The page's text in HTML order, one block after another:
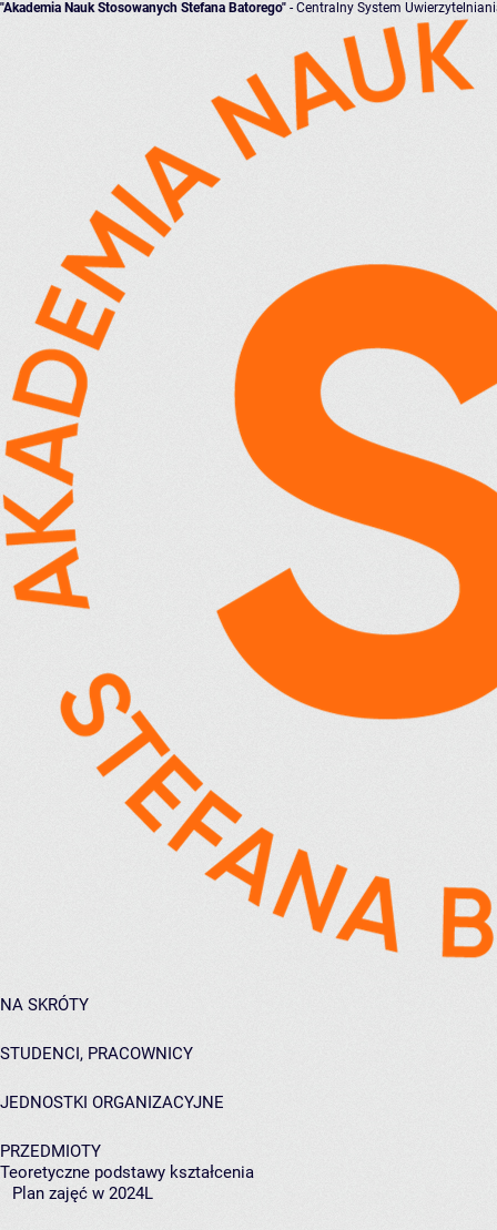
"Akademia Nauk Stosowanych Stefana Batorego" - Centralny System
NA SKRÓTY
STUDENCI, PRACOWNICY
JEDNOSTKI ORGANIZACYJNE
PRZEDMIOTY
Teoretyczne podstawy kształcenia
Plan zajęć w 2024L